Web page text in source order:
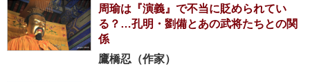
周瑜は『演義』で不当に貶められてい
る？…孔明・劉備とあの武将たちとの関
係
鷹橋忍（作家）